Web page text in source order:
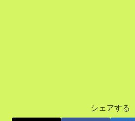
シェアする